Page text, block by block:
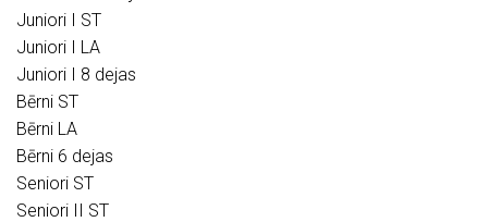
Juniori I ST
Juniori I LA
Juniori I 8 dejas
Bērni ST
Bērni LA
Bērni 6 dejas
Seniori ST
Seniori II ST